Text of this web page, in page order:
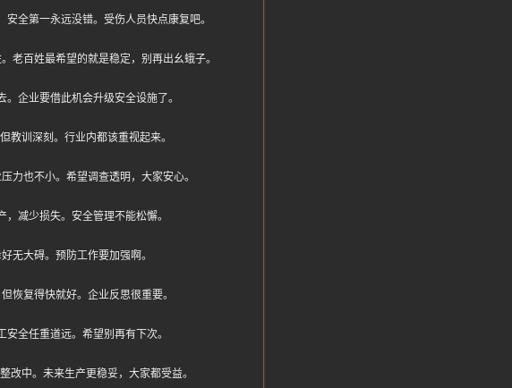
全第一永远没错。受伤人员快点康复吧。
老百姓最希望的就是稳定，别再出幺蛾子。
企业要借此机会升级安全设施了。
教训深刻。行业内都该重视起来。
力也不小。希望调查透明，大家安心。
减少损失。安全管理不能松懈。
无大碍。预防工作要加强啊。
恢复得快就好。企业反思很重要。
全任重道远。希望别再有下次。
中。未来生产更稳妥，大家都受益。